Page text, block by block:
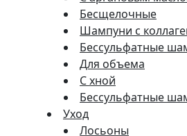
Бесщелочные
Шампуни с
Бессульфатные
Для объема
С хной
Бессульфатные
Уход
Лосьоны